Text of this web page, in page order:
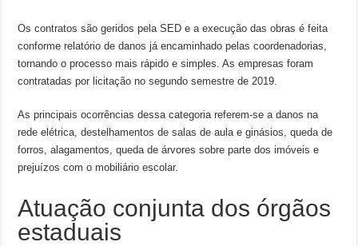
Os contratos são geridos pela SED e a execução das obras é feita
conforme relatório de danos já encaminhado pelas coordenadorias,
tornando o processo mais rápido e simples. As empresas foram
contratadas por licitação no segundo semestre de 2019.
As principais ocorrências dessa categoria referem-se a danos na
rede elétrica, destelhamentos de salas de aula e ginásios, queda de
forros, alagamentos, queda de árvores sobre parte dos imóveis e
prejuízos com o mobiliário escolar.
Atuação conjunta dos órgãos
estaduais